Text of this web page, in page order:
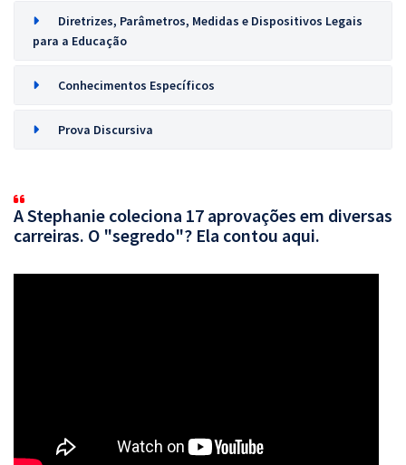
Diretrizes, Parâmetros, Medidas e Dispositivos Legais
para a Educação
Conhecimentos Específicos
Prova Discursiva
A Stephanie coleciona 17 aprovações em diversas
carreiras. O "segredo"? Ela contou aqui.